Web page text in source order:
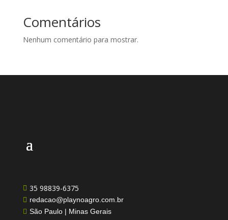
Comentários
Nenhum comentário para mostrar.
 35 98839-6375
 redacao@playnoagro.com.br
 São Paulo | Minas Gerais